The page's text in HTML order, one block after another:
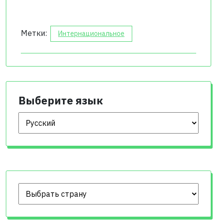
Метки: Интернациональное
Выберите язык
Выберите язык